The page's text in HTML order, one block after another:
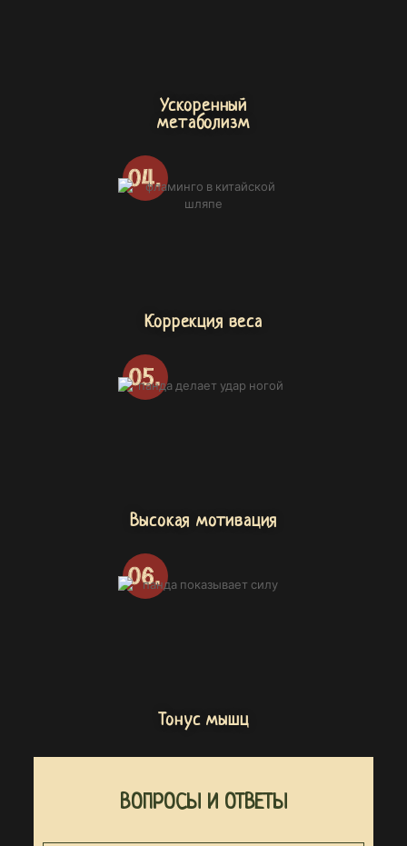
Ускоренный
метаболизм
Коррекция веса
Высокая мотивация
Тонус мышц
ВОПРОСЫ И ОТВЕТЫ